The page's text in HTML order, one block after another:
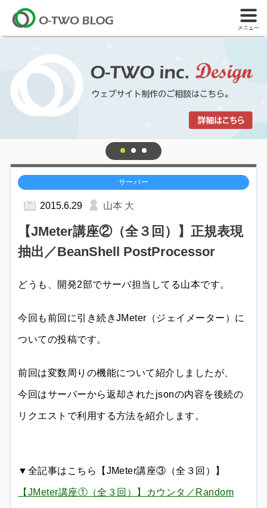
サーバー
2015.6.29 山本 大
【JMeter講座②（全３回）】正規表現
抽出／BeanShell PostProcessor
どうも、開発2部でサーバ担当してる山本です。
今回も前回に引き続きJMeter（ジェイメーター）に
ついての投稿です。
前回は変数周りの機能について紹介しましたが、
今回はサーバーから返却されたjsonの内容を後続の
リクエストで利用する方法を紹介します。
▼全記事はこちら【JMeter講座③（全３回）】
【JMeter講座①（全３回）】カウンタ／Random